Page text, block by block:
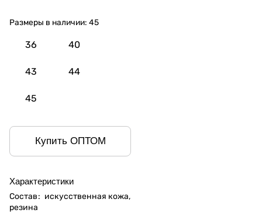
Размеры в наличии: 45
36 40
43 44
45
Купить ОПТОМ
Характеристики
Состав: искусственная кожа,
резина